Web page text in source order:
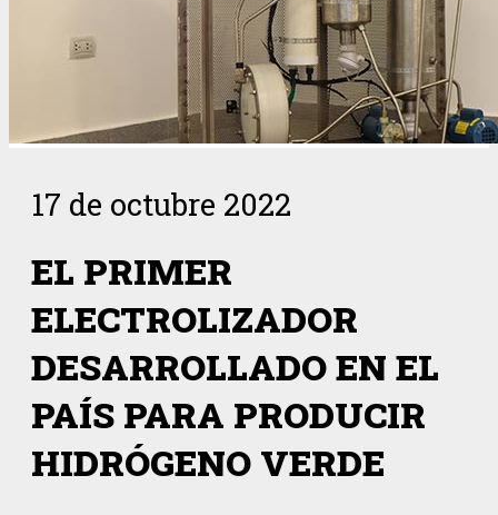
17 de octubre 2022
EL PRIMER
ELECTROLIZADOR
DESARROLLADO EN EL
PAÍS PARA PRODUCIR
HIDRÓGENO VERDE